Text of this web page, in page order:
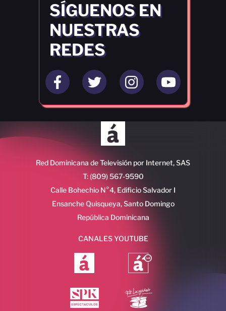
SÍGUENOS EN
NUESTRAS
REDES
Red Dominicana de Televisión por Internet, SAS
T: (809) 567-9590
Calle Bohechio N°4, Edificio Salvador I
Ensanche Quisqueya, Santo Domingo
República Dominicana
CANALES YOUTUBE